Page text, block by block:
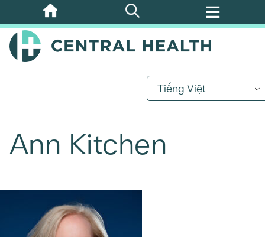
Bỏ
qua
nội
Tiếng Việt
Ann Kitchen